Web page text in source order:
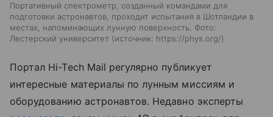
Портативный спектрометр, созданный командами для
подготовки астронавтов, проходит испытания в Шотландии в
местах, напоминающих лунную поверхность. Фото:
Лестерский университет
источник: https://phys.org/
Портал Hi-Tech Mail регулярно публикует
интересные материалы по лунным миссиям и
оборудованию астронавтов. Недавно эксперты